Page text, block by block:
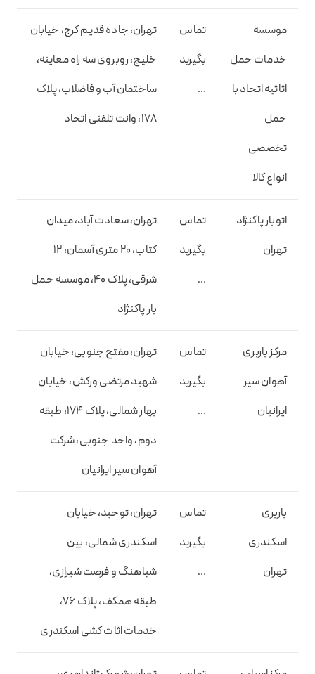
موسسه
خدمات حمل
اثاثیه اتحاد با
حمل
تخصصی
انواع کالا
تماس
بگیرید
…
تهران، جاده قدیم کرج، خیابان
خلیج، روبروی سه راه معاینه،
ساختمان آب و فاضلاب، پلاک
178، وانت تلفنی اتحاد
اتوبار پاکنژاد
تهران
تماس
بگیرید
…
تهران، سعادت آباد، میدان
کتاب، 20 متری آسمان، 12
شرقی، پلاک 40، موسسه حمل
بار پاکنژاد
مرکز باربری
آهوان سیر
ایرانیان
تماس
بگیرید
…
تهران، مفتح جنوبی، خیابان
شهید مرتضی ورکش، خیابان
بهار شمالی، پلاک 174، طبقه
دوم، واحد جنوبی، شرکت
آهوان سیر ایرانیان
باربری
اسکندری
تهران
تماس
بگیرید
…
تهران، توحید، خیابان
اسکندری شمالی، بین
شباهنگ و فرصت شیرازی،
طبقه همکف، پلاک 76،
خدمات اثاث کشی اسکندری